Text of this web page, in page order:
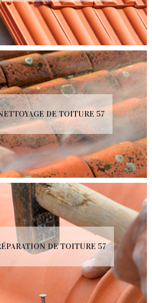
DE TOITURE 57
DE TOITURE 57